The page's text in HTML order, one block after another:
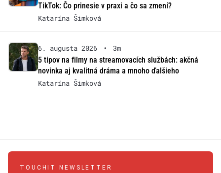
TikTok: Čo prinesie v praxi a čo sa zmení?
Katarína Šimková
6. augusta 2026 •
3m
5 tipov na filmy na streamovacích službách: akčná
novinka aj kvalitná dráma a mnoho ďalšieho
Katarína Šimková
TOUCHIT NEWSLETTER